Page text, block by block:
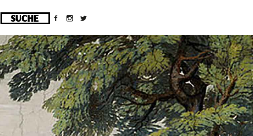
/homepages/10/d43051023/htdocs/wordpress/wp-